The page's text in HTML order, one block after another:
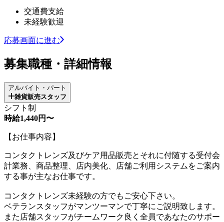
交通費支給
未経験歓迎
応募画面に進む
募集職種・詳細情報
アルバイト・パート
雑貨販売スタッフ
シフト制
時給1,440円〜
【お仕事内容】
コンタクトレンズ及びケア用品販売とそれに付随する受付会
計業務、商品整理、店内美化、店舗ご利用システムをご案内
する事が主なお仕事です。
コンタクトレンズ未経験の方でもご安心下さい。
ベテランスタッフがマンツーマンで丁寧にご説明致します。
また店舗スタッフがチームワーク良く全員であなたのサポー